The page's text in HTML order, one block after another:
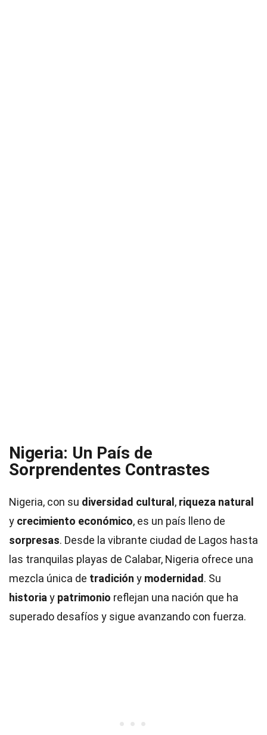
Nigeria: Un País de
Sorprendentes Contrastes
Nigeria, con su diversidad cultural , riqueza natural
y crecimiento económico, es un país lleno de
sorpresas. Desde la vibrante ciudad de Lagos hasta
las tranquilas playas de Calabar, Nigeria ofrece una
mezcla única de tradición y modernidad . Su
historia y patrimonio reflejan una nación que ha
superado desafíos y sigue avanzando con fuerza.